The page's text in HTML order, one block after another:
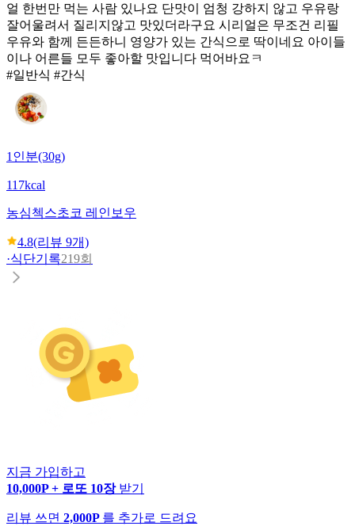
얼 한번만 먹는 사람 있나요 단맛이 엄청 강하지 않고 우유랑
잘어울려서 질리지않고 맛있더라구요 시리얼은 무조건 리필
우유와 함께 든든하니 영양가 있는 간식으로 딱이네요 아이들
이나 어른들 모두 좋아할 맛입니다 먹어바요ㅋ
#일반식 #간식
1인분(30g)
117kcal
농심첵스초코 레인보우
4.8(리뷰 9개)
·식단기록219회
지금 가입하고
10,000P + 로또 10장 받기
리뷰 쓰면 2,000P 를 추가로 드려요